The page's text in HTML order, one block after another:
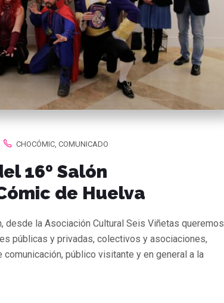
CHOCÓMIC, COMUNICADO
16º Salón
de Huelva
desde la Asociación Cultural Seis Viñetas queremos
públicas y privadas, colectivos y asociaciones,
público visitante y en general a la